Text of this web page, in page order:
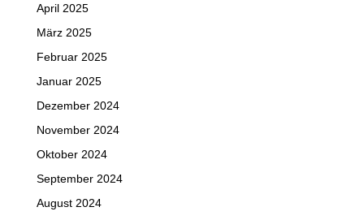
April 2025
März 2025
Februar 2025
Januar 2025
Dezember 2024
November 2024
Oktober 2024
September 2024
August 2024